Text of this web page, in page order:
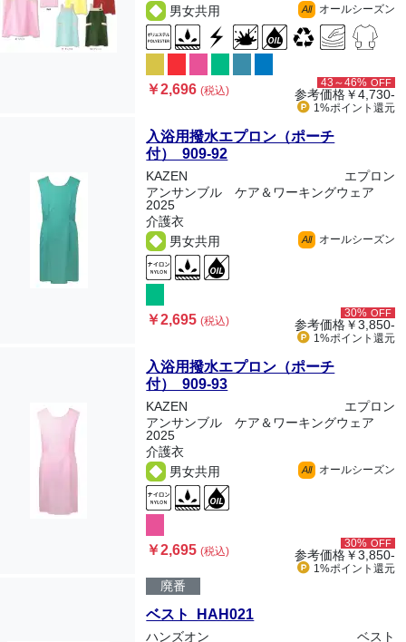
男女共用
All オールシーズン
￥2,696(税込)
43～46% OFF
参考価格￥4,730-
1%ポイント 還元
入浴用撥水エプロン（ポーチ
付） 909-92
KAZEN
エプロン
アンサンブル ケア＆ワーキングウェア
2025
介護衣
男女共用
All オールシーズン
￥2,695(税込)
30% OFF
参考価格￥3,850-
1%ポイント 還元
入浴用撥水エプロン（ポーチ
付） 909-93
KAZEN
エプロン
アンサンブル ケア＆ワーキングウェア
2025
介護衣
男女共用
All オールシーズン
￥2,695(税込)
30% OFF
参考価格￥3,850-
1%ポイント 還元
廃番
ベスト HAH021
ハンズオン ベスト